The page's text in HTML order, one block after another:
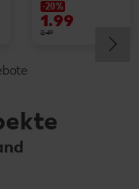
-20%
1.99
2.49